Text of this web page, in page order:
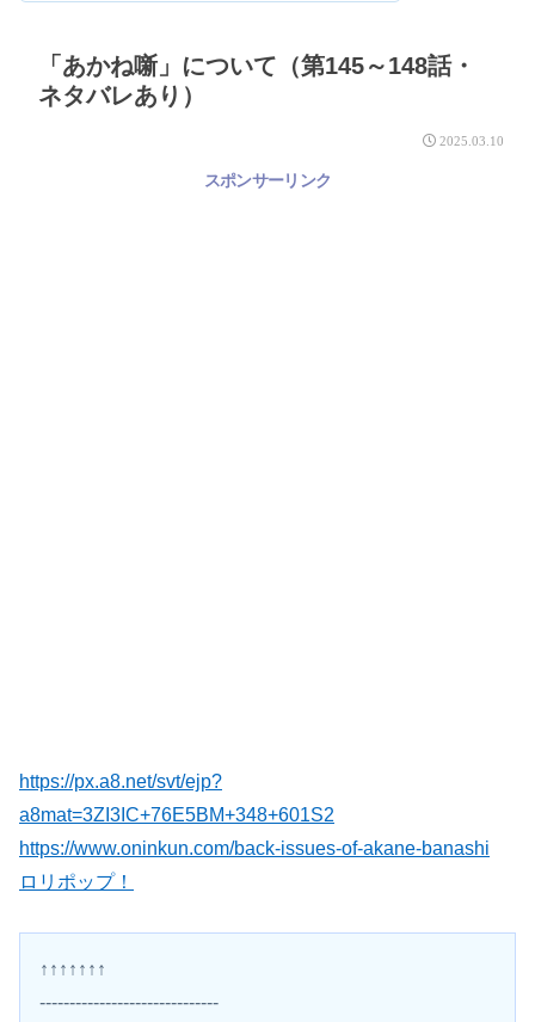
「あかね噺」について（第145～148話・
ネタバレあり）
2025.03.10
スポンサーリンク
https://px.a8.net/svt/ejp?
a8mat=3ZI3IC+76E5BM+348+601S2
https://www.oninkun.com/back-issues-of-akane-banashi
ロリポップ！
↑↑↑↑↑↑↑
------------------------------